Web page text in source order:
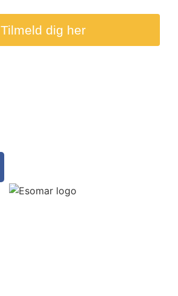
Tilmeld dig her